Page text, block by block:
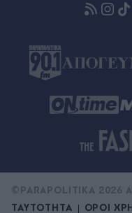
ΤΑΥΤΟΤΗΤΑ ΟΡΟΙ
©PARAPOLITIKA 2026